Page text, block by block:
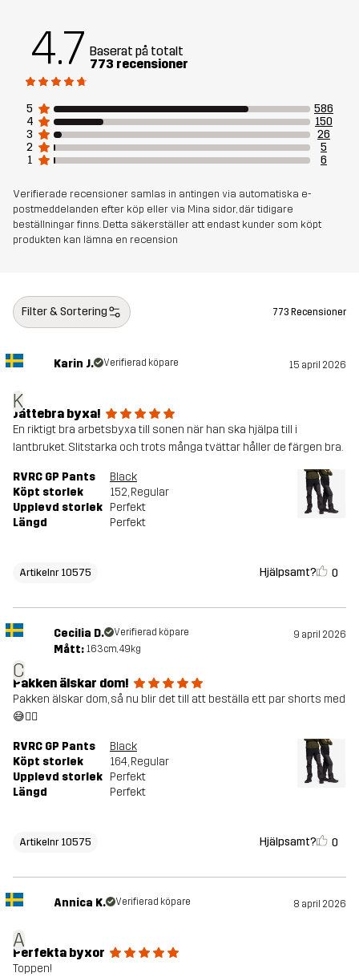
Artikelnummer
4.7 Baserat på totalt
773 recensioner
5
586
4
150
3
26
2
5
1
6
Verifierade recensioner samlas in antingen via automatiska e-
postmeddelanden efter köp eller via Mina sidor, där tidigare
beställningar finns. Detta säkerställer att endast kunder som köpt
produkten kan lämna en recension
Filter & Sortering 773 Recensioner
K
Karin J. Verifierad köpare 15 april 2026
Jättebra byxa!
En riktigt bra arbetsbyxa till sonen när han ska hjälpa till i
lantbruket. Slitstarka och trots många tvättar håller de färgen bra.
RVRC GP Pants
Black
Köpt storlek
152, Regular
Upplevd storlek Perfekt
Längd
Perfekt
Artikelnr 10575 Hjälpsamt? 0
C
Cecilia D. Verifierad köpare 9 april 2026
Mått: 163cm, 49kg
Pakken älskar dom!
Pakken älskar dom, så nu blir det till att beställa ett par shorts med
😅👍🏻
RVRC GP Pants
Black
Köpt storlek
164, Regular
Upplevd storlek Perfekt
Längd
Perfekt
Artikelnr 10575 Hjälpsamt? 0
A
Annica K. Verifierad köpare 8 april 2026
Perfekta byxor
Toppen!